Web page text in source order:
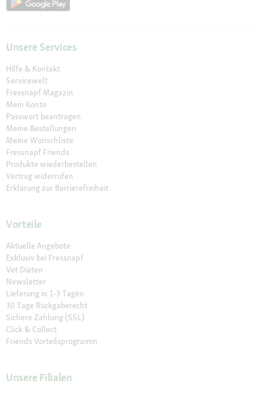
Unsere Services
Hilfe & Kontakt
Servicewelt
Fressnapf Magazin
Mein Konto
Passwort beantragen
Meine Bestellungen
Meine Wunschliste
Fressnapf Friends
Produkte wiederbestellen
Vertrag widerrufen
Erklärung zur Barrierefreiheit
Vorteile
Aktuelle Angebote
Exklusiv bei Fressnapf
Vet Diäten
Newsletter
Lieferung in 1-3 Tagen
30 Tage Rückgaberecht
Sichere Zahlung (SSL)
Click & Collect
Friends Vorteilsprogramm
Unsere Filialen